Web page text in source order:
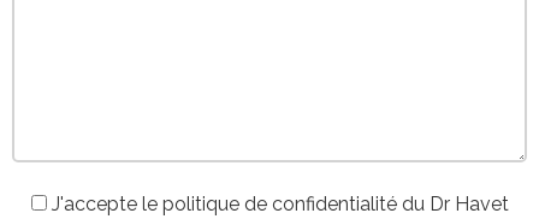
J'accepte le politique de confidentialité du Dr Havet